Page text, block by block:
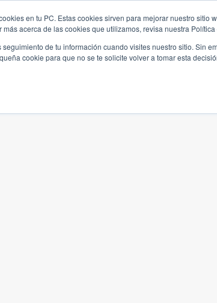
en tu PC. Estas cookies sirven para mejorar nuestro
más acerca de las cookies que utilizamos, revisa nuestra
seguimiento de tu información cuando visites nuestro sitio. Sin
cookie para que no se te solicite volver a tomar esta